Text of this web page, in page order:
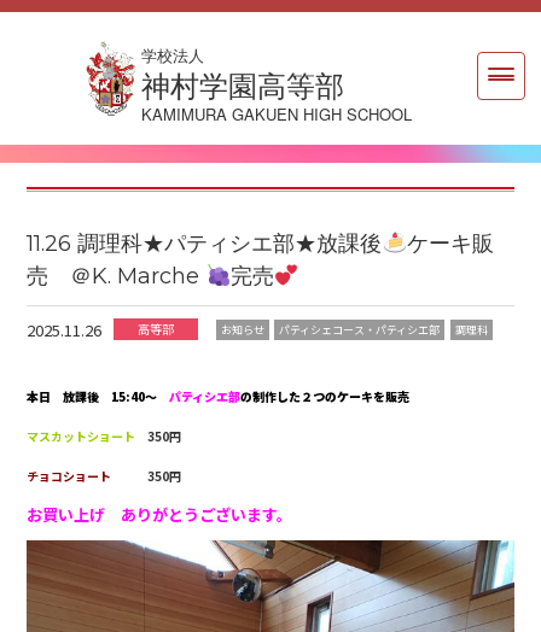
学校法人
神村学園高等部
KAMIMURA GAKUEN HIGH SCHOOL
11.26 調理科★パティシエ部★放課後
ケーキ販
売 ＠K. Marche
完売
2025.11.26 高等部 お知らせ パティシェコース・パティシエ部 調理科
本日 放課後 15:40〜パティシエ部の制作した２つのケーキを販売
マスカットショート 350円
チョコショート 350円
お買い上げ ありがとうございます。